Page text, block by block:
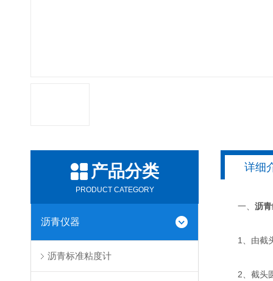
产品分类
PRODUCT CATEGORY
沥青仪器
沥青标准粘度计
详细
一、 沥
1、由截头
2、截头圆